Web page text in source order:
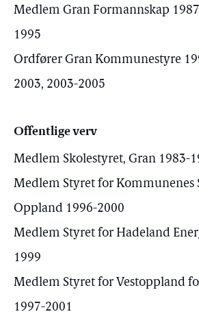
Medlem Gran Formannskap
1995
Ordfører Gran Kommunestyre
2003, 2003-2005
Offentlige verv
Medlem Skolestyret, Gran 1983-
Medlem Styret for Kommunenes
Oppland 1996-2000
Medlem Styret for Hadeland
1999
Medlem Styret for Vestoppland
1997-2001